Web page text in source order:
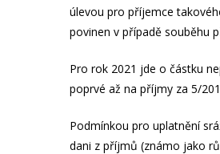
úlevou pro příjemce
povinen v případě souběhu
Pro rok 2021 jde o částku
poprvé až na příjmy za 5/
Podmínkou pro uplatnění
dani z příjmů (známo jako